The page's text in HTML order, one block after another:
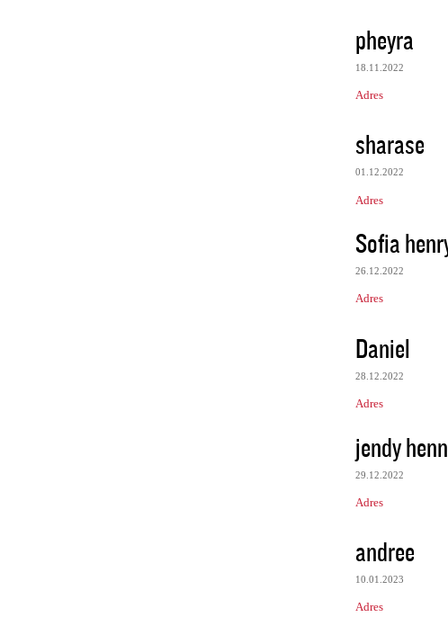
pheyra
18.11.2022
Adres
sharase
01.12.2022
Adres
Sofia
26.12.2022
Adres
Daniel
28.12.2022
Adres
jendy
29.12.2022
Adres
andree
10.01.2023
Adres